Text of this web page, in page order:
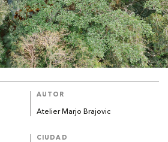
AUTOR
Atelier Marjo Brajovic
CIUDAD